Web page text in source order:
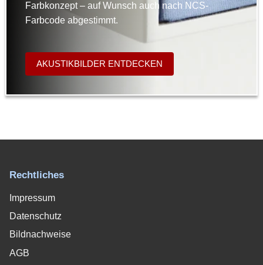
Farbkonzept – auf Wunsch auch nach NCS-
Farbcode abgestimmt.
AKUSTIKBILDER ENTDECKEN
Rechtliches
Impressum
Datenschutz
Bildnachweise
AGB